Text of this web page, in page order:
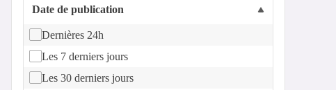
Date de publication
Dernières 24h
Les 7 derniers jours
Les 30 derniers jours